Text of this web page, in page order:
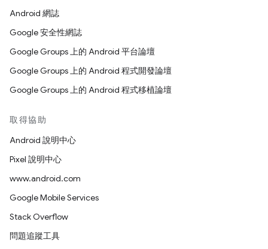
Android 網誌
Google 安全性網誌
Google Groups 上的 Android 平台論壇
Google Groups 上的 Android 程式開發論壇
Google Groups 上的 Android 程式移植論壇
取得協助
Android 說明中心
Pixel 說明中心
www.android.com
Google Mobile Services
Stack Overflow
問題追蹤工具